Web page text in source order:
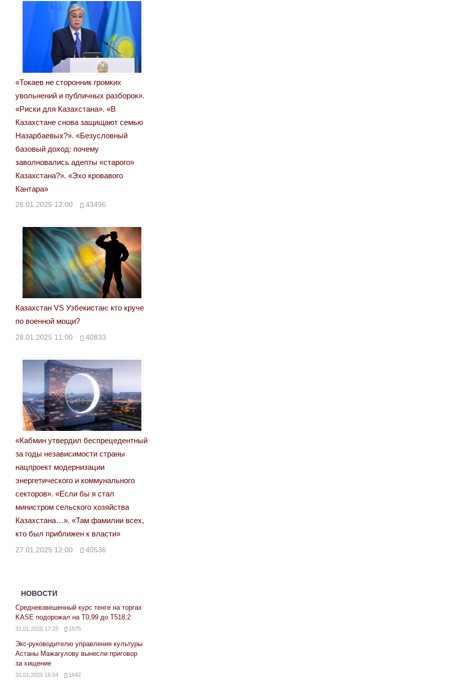
«Токаев не сторонник громких
увольнений и публичных разборок».
«Риски для Казахстана». «В
Казахстане снова защищают семью
Назарбаевых?». «Безусловный
базовый доход: почему
заволновались адепты «старого»
Казахстана?». «Эхо кровавого
Кантара»
28.01.2025 12:00 43496
Казахстан VS Узбекистан: кто круче
по военной мощи?
28.01.2025 11:00 40833
«Кабмин утвердил беспрецедентный
за годы независимости страны
нацпроект модернизации
энергетического и коммунального
секторов». «Если бы я стал
министром сельского хозяйства
Казахстана…». «Там фамилии всех,
кто был приближен к власти»
27.01.2025 12:00 40536
НОВОСТИ
Средневзвешенный курс тенге на торгах
KASE подорожал на Т0,99 до Т518,2
31.01.2025 17:25 1575
Экс-руководителю управления культуры
Астаны Мажагулову вынесли приговор
за хищение
31.01.2025 16:54 1642